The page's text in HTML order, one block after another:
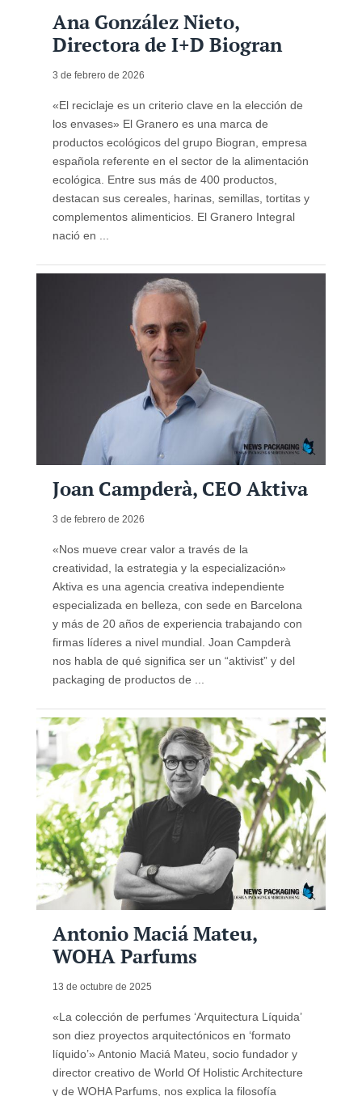
Ana González Nieto,
Directora de I+D Biogran
3 de febrero de 2026
«El reciclaje es un criterio clave en la elección de
los envases» El Granero es una marca de
productos ecológicos del grupo Biogran, empresa
española referente en el sector de la alimentación
ecológica. Entre sus más de 400 productos,
destacan sus cereales, harinas, semillas, tortitas y
complementos alimenticios. El Granero Integral
nació en ...
Joan Campderà, CEO Aktiva
3 de febrero de 2026
«Nos mueve crear valor a través de la
creatividad, la estrategia y la especialización»
Aktiva es una agencia creativa independiente
especializada en belleza, con sede en Barcelona
y más de 20 años de experiencia trabajando con
firmas líderes a nivel mundial. Joan Campderà
nos habla de qué significa ser un “aktivist” y del
packaging de productos de ...
Antonio Maciá Mateu,
WOHA Parfums
13 de octubre de 2025
«La colección de perfumes ‘Arquitectura Líquida’
son diez proyectos arquitectónicos en ‘formato
líquido’» Antonio Maciá Mateu, socio fundador y
director creativo de World Of Holistic Architecture
y de WOHA Parfums, nos explica la filosofía